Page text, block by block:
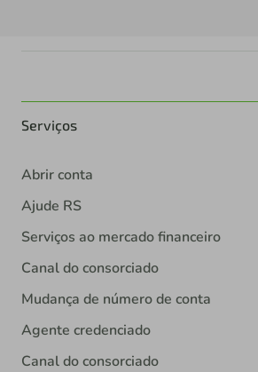
Serviços
Abrir conta
Ajude RS
Serviços ao mercado financeiro
Canal do consorciado
Mudança de número de conta
Agente credenciado
Canal do consorciado